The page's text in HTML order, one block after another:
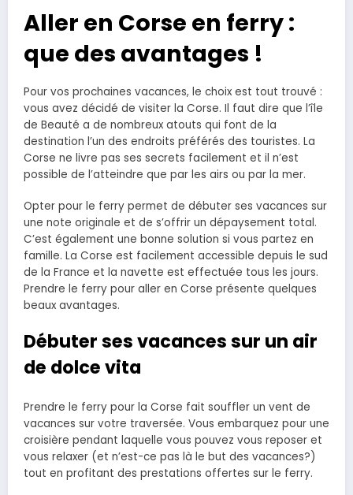
Aller en Corse en ferry :
que des avantages !
Pour vos prochaines vacances, le choix est tout trouvé :
vous avez décidé de visiter la Corse. Il faut dire que l’île
de Beauté a de nombreux atouts qui font de la
destination l’un des endroits préférés des touristes. La
Corse ne livre pas ses secrets facilement et il n’est
possible de l’atteindre que par les airs ou par la mer.
Opter pour le ferry permet de débuter ses vacances sur
une note originale et de s’offrir un dépaysement total.
C’est également une bonne solution si vous partez en
famille. La Corse est facilement accessible depuis le sud
de la France et la navette est effectuée tous les jours.
Prendre le ferry pour aller en Corse présente quelques
beaux avantages.
Débuter ses vacances sur un air
de dolce vita
Prendre le ferry pour la Corse fait souffler un vent de
vacances sur votre traversée. Vous embarquez pour une
croisière pendant laquelle vous pouvez vous reposer et
vous relaxer (et n’est-ce pas là le but des vacances?)
tout en profitant des prestations offertes sur le ferry.